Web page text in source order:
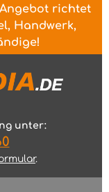
richtet
Handwerk,
unter:
.